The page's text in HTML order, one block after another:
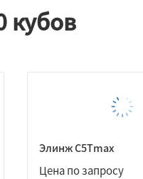
кубов
Элинж С5Тmax
Цена по запросу